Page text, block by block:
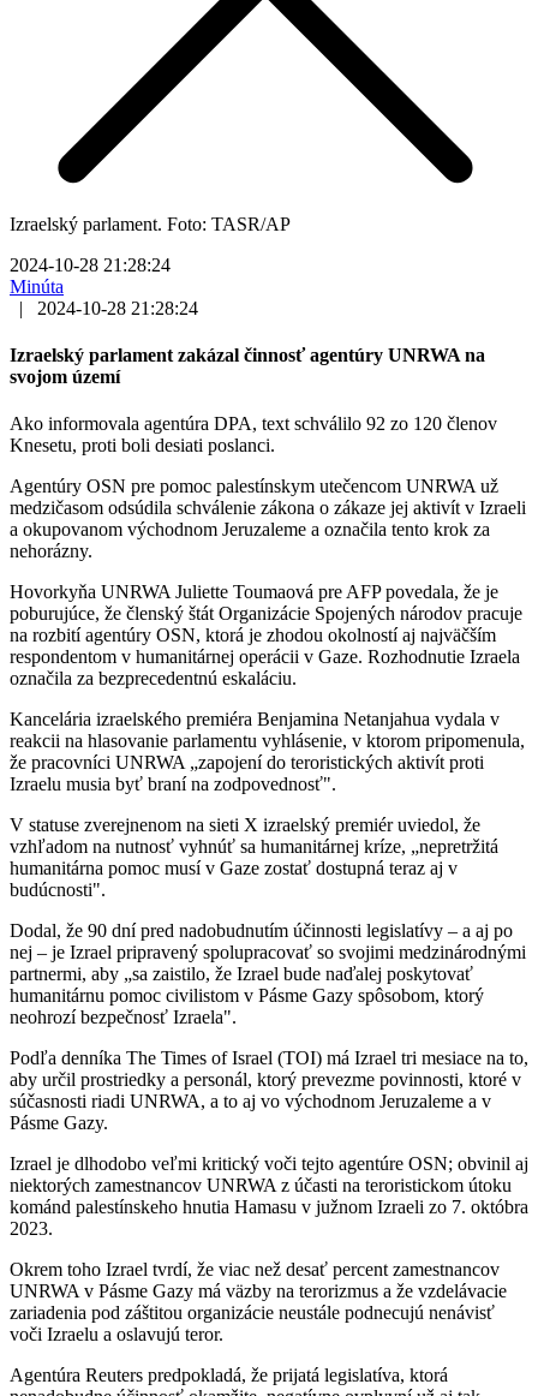
Izraelský parlament. Foto: TASR/AP
2024-10-28 21:28:24
Minúta
|
2024-10-28 21:28:24
Izraelský parlament zakázal činnosť agentúry UNRWA na
svojom území
Ako informovala agentúra DPA, text schválilo 92 zo 120 členov
Knesetu, proti boli desiati poslanci.
Agentúry OSN pre pomoc palestínskym utečencom UNRWA už
medzičasom odsúdila schválenie zákona o zákaze jej aktivít v Izraeli
a okupovanom východnom Jeruzaleme a označila tento krok za
nehorázny.
Hovorkyňa UNRWA Juliette Toumaová pre AFP povedala, že je
poburujúce, že členský štát Organizácie Spojených národov pracuje
na rozbití agentúry OSN, ktorá je zhodou okolností aj najväčším
respondentom v humanitárnej operácii v Gaze. Rozhodnutie Izraela
označila za bezprecedentnú eskaláciu.
Kancelária izraelského premiéra Benjamina Netanjahua vydala v
reakcii na hlasovanie parlamentu vyhlásenie, v ktorom pripomenula,
že pracovníci UNRWA „zapojení do teroristických aktivít proti
Izraelu musia byť braní na zodpovednosť".
V statuse zverejnenom na sieti X izraelský premiér uviedol, že
vzhľadom na nutnosť vyhnúť sa humanitárnej kríze, „nepretržitá
humanitárna pomoc musí v Gaze zostať dostupná teraz aj v
budúcnosti".
Dodal, že 90 dní pred nadobudnutím účinnosti legislatívy – a aj po
nej – je Izrael pripravený spolupracovať so svojimi medzinárodnými
partnermi, aby „sa zaistilo, že Izrael bude naďalej poskytovať
humanitárnu pomoc civilistom v Pásme Gazy spôsobom, ktorý
neohrozí bezpečnosť Izraela".
Podľa denníka The Times of Israel (TOI) má Izrael tri mesiace na to,
aby určil prostriedky a personál, ktorý prevezme povinnosti, ktoré v
súčasnosti riadi UNRWA, a to aj vo východnom Jeruzaleme a v
Pásme Gazy.
Izrael je dlhodobo veľmi kritický voči tejto agentúre OSN; obvinil aj
niektorých zamestnancov UNRWA z účasti na teroristickom útoku
kománd palestínskeho hnutia Hamasu v južnom Izraeli zo 7. októbra
2023.
Okrem toho Izrael tvrdí, že viac než desať percent zamestnancov
UNRWA v Pásme Gazy má väzby na terorizmus a že vzdelávacie
zariadenia pod záštitou organizácie neustále podnecujú nenávisť
voči Izraelu a oslavujú teror.
Agentúra Reuters predpokladá, že prijatá legislatíva, ktorá